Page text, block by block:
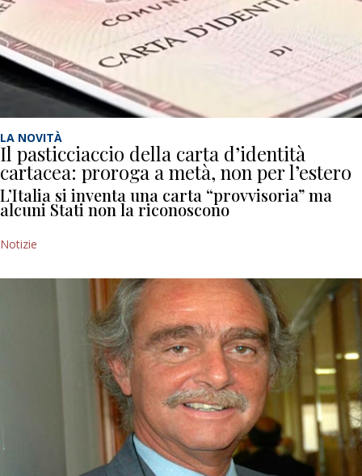
LA NOVITÀ
Il pasticciaccio della carta d’identità
cartacea: proroga a metà, non per l’estero
L’Italia si inventa una carta “provvisoria” ma
alcuni Stati non la riconoscono
Notizie